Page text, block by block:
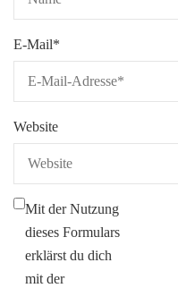
E-Mail*
Website
Mit der Nutzung
dieses Formulars
erklärst du dich
mit der